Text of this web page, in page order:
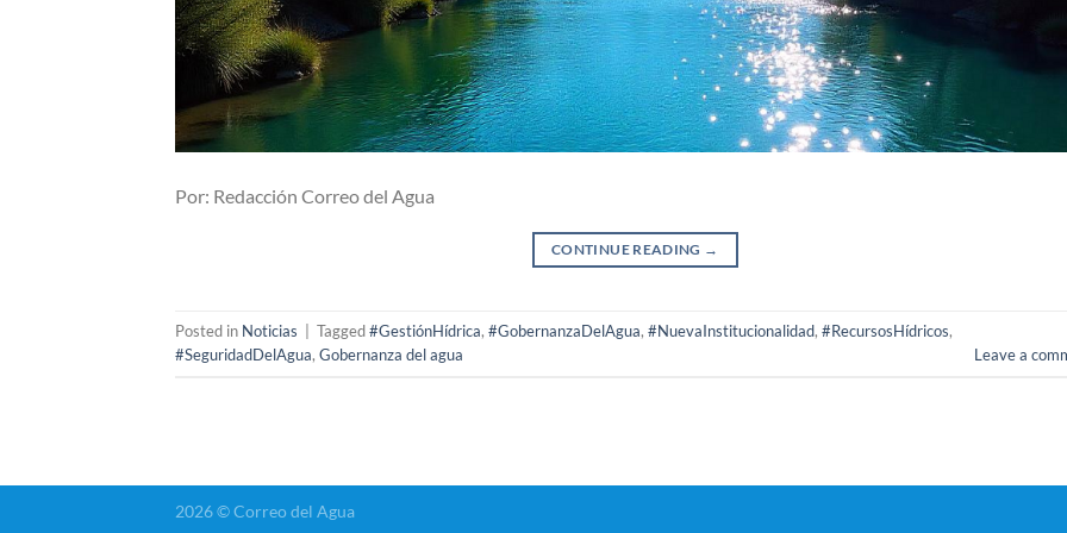
Por: Redacción Correo del Agua
CONTINUE READING →
Posted in Noticias Tagged#GestiónHídrica, #GobernanzaDelAgua, #NuevaInstitucionalidad, #RecursosHídricos,
#SeguridadDelAgua, Gobernanza del agua Leave a
2026 © Correo del Agua